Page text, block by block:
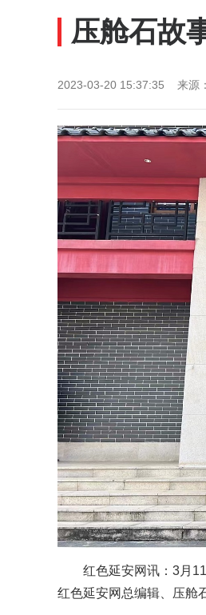
压舱石故
2023-03-20 15:37:35 来源
红色延安网讯：3月
红色延安网总编辑、压舱